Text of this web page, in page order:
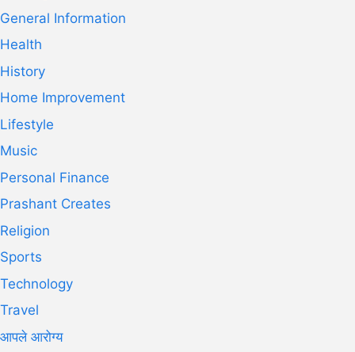
General Information
Health
History
Home Improvement
Lifestyle
Music
Personal Finance
Prashant Creates
Religion
Sports
Technology
Travel
आपले आरोग्य